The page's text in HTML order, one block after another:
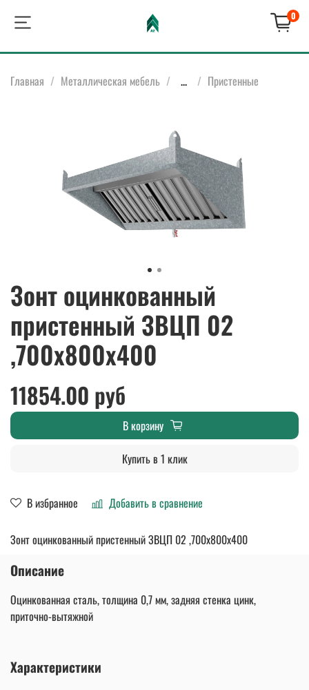
0
Главная Металлическая мебель ... Пристенные
Зонт оцинкованный
пристенный ЗВЦП 02
,700х800х400
В избранное Добавить в сравнение
11854.00 руб
В корзину
Купить в 1 клик
Зонт оцинкованный пристенный ЗВЦП 02 ,700х800х400
Описание
Оцинкованная сталь, толщина 0,7 мм, задняя стенка цинк,
приточно-вытяжной
Характеристики